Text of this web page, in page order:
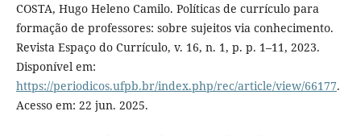
COSTA, Hugo Heleno Camilo. Políticas de currículo para
formação de professores: sobre sujeitos via conhecimento.
Revista Espaço do Currículo, v. 16, n. 1, p. p. 1–11, 2023.
Disponível em:
https://periodicos.ufpb.br/index.php/rec/article/view/66177.
Acesso em: 22 jun. 2025.